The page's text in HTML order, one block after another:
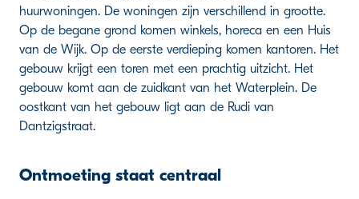
huurwoningen. De woningen zijn verschillend in grootte.
Op de begane grond komen winkels, horeca en een Huis
van de Wijk. Op de eerste verdieping komen kantoren. Het
gebouw krijgt een toren met een prachtig uitzicht. Het
gebouw komt aan de zuidkant van het Waterplein. De
oostkant van het gebouw ligt aan de Rudi van
Dantzigstraat.
Ontmoeting staat centraal